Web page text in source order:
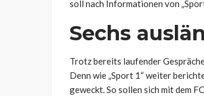
soll nach Informationen von
Sechs
Trotz bereits laufender
Denn wie „Sport 1“ weiter
geweckt. So sollen sich mit dem